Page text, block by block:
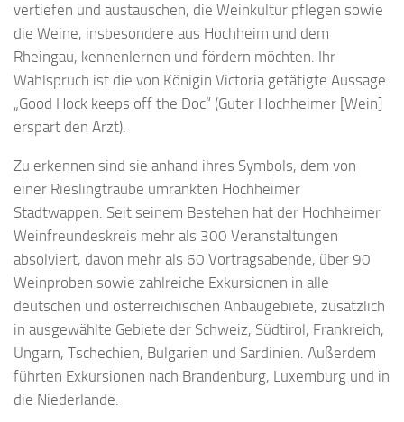
vertiefen und austauschen, die Weinkultur pflegen sowie
die Weine, insbesondere aus Hochheim und dem
Rheingau, kennenlernen und fördern möchten. Ihr
Wahlspruch ist die von Königin Victoria getätigte Aussage
„Good Hock keeps off the Doc“ (Guter Hochheimer [Wein]
erspart den Arzt).
Zu erkennen sind sie anhand ihres Symbols, dem von
einer Rieslingtraube umrankten Hochheimer
Stadtwappen. Seit seinem Bestehen hat der Hochheimer
Weinfreundeskreis mehr als 300 Veranstaltungen
absolviert, davon mehr als 60 Vortragsabende, über 90
Weinproben sowie zahlreiche Exkursionen in alle
deutschen und österreichischen Anbaugebiete, zusätzlich
in ausgewählte Gebiete der Schweiz, Südtirol, Frankreich,
Ungarn, Tschechien, Bulgarien und Sardinien. Außerdem
führten Exkursionen nach Brandenburg, Luxemburg und in
die Niederlande.